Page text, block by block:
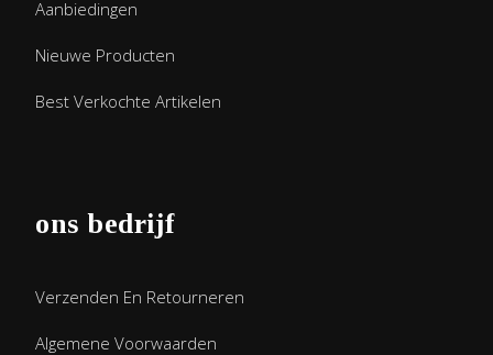
Aanbiedingen
Nieuwe Producten
Best Verkochte Artikelen
ons bedrijf
Verzenden En Retourneren
Algemene Voorwaarden